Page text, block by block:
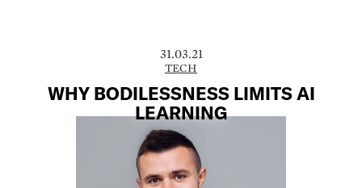
31.03.21
TECH
WHY BODILESSNESS LIMITS AI
LEARNING